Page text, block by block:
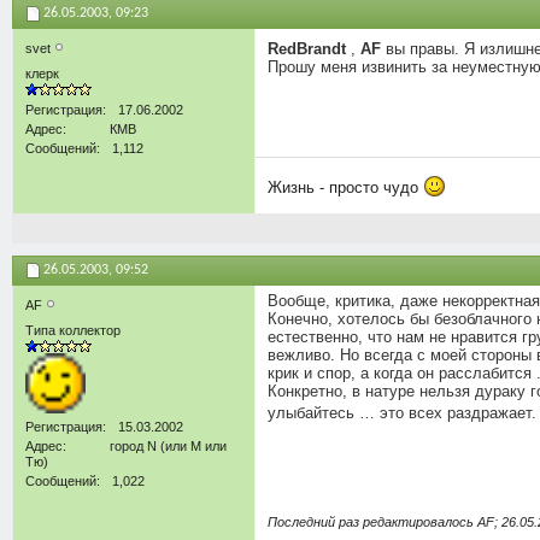
26.05.2003, 09:23
svet
клерк
Регистрация
17.06.2002
Адрес
КМВ
Сообщений
1,112
RedBrandt AF вы правы. Я
Прошу меня извинить за
Жизнь - просто чудо
26.05.2003, 09:52
AF
Типа коллектор
Регистрация
15.03.2002
Адрес
город N (или М или
Тю)
Сообщений
1,022
Вообще, критика, даже
Конечно, хотелось бы
естественно, что нам не нравится
вежливо. Но всегда с моей стороны
крик и спор, а когда он расслабится
Конкретно, в натуре нельзя дураку
улыбайтесь … это всех раздражает.
Последний раз редактировалось AF;